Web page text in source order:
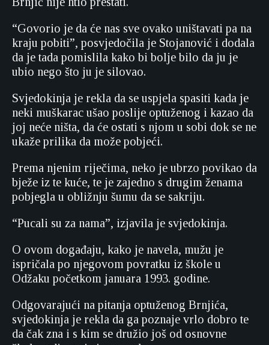
“Govorio je da će nas sve ovako uništavati pa na
kraju pobiti”, posvjedočila je Stojanović i dodala
da je tada pomislila kako bi bolje bilo da ju je
ubio nego što ju je silovao.
Svjedokinja je rekla da se uspjela spasiti kada je
neki muškarac ušao poslije optuženog i kazao da
joj neće ništa, da će ostati s njom u sobi dok se ne
ukaže prilika da može pobjeći.
Prema njenim riječima, neko je ubrzo povikao da
bježe iz te kuće, te je zajedno s drugim ženama
pobjegla u obližnju šumu da se sakriju.
“Pucali su za nama”, izjavila je svjedokinja.
O ovom događaju, kako je navela, mužu je
ispričala po njegovom povratku iz škole u
Odžaku početkom januara 1993. godine.
Odgovarajući na pitanja optuženog Brnjića,
svjedokinja je rekla da ga poznaje vrlo dobro te
da čak zna i s kim se družio još od osnovne